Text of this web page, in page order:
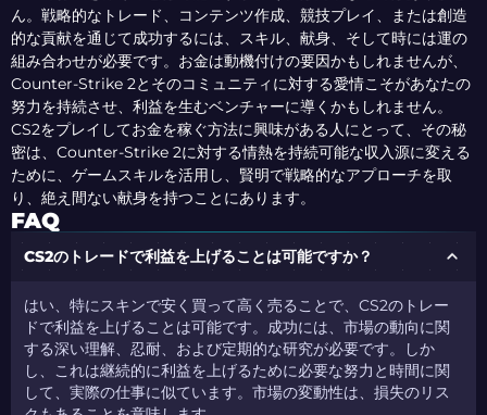
ん。戦略的なトレード、コンテンツ作成、競技プレイ、または創造
的な貢献を通じて成功するには、スキル、献身、そして時には運の
組み合わせが必要です。お金は動機付けの要因かもしれませんが、
Counter-Strike 2とそのコミュニティに対する愛情こそがあなたの
努力を持続させ、利益を生むベンチャーに導くかもしれません。
CS2をプレイしてお金を稼ぐ方法に興味がある人にとって、その秘
密は、Counter-Strike 2に対する情熱を持続可能な収入源に変える
ために、ゲームスキルを活用し、賢明で戦略的なアプローチを取
り、絶え間ない献身を持つことにあります。
FAQ
CS2のトレードで利益を上げることは可能ですか？
はい、特にスキンで安く買って高く売ることで、CS2のトレー
ドで利益を上げることは可能です。成功には、市場の動向に関
する深い理解、忍耐、および定期的な研究が必要です。しか
し、これは継続的に利益を上げるために必要な努力と時間に関
して、実際の仕事に似ています。市場の変動性は、損失のリス